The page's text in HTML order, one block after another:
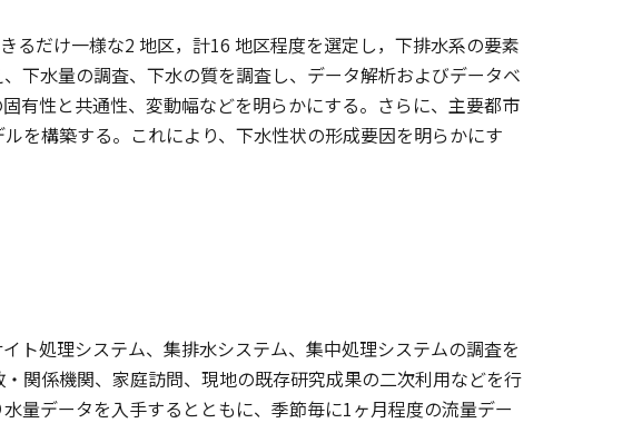
るだけ一様な2 地区，計16 地区程度を選定し，下排水系の要素
下水量の調査、下水の質を調査し、データ解析およびデータベ
有性と共通性、変動幅などを明らかにする。さらに、主要都市
を構築する。これにより、下水性状の形成要因を明らかにす
ト処理システム、集排水システム、集中処理システムの調査を
関係機関、家庭訪問、現地の既存研究成果の二次利用などを行
量データを入手するとともに、季節毎に1ヶ月程度の流量デー